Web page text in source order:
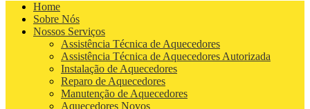
Home
Sobre Nós
Nossos Serviços
Assistência Técnica de Aquecedores
Assistência Técnica de Aquecedores Autorizada
Instalação de Aquecedores
Reparo de Aquecedores
Manutenção de Aquecedores
Aquecedores Novos